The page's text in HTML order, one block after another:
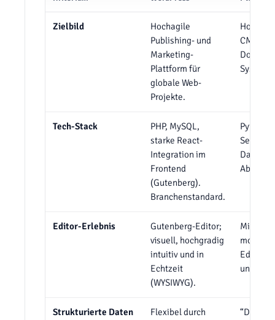
Zielbild
Hochagile
Publishing- und
Marketing-
Plattform für
globale Web-
Projekte.
CMS und
System
Tech-Stack
PHP, MySQL,
starke React-
Integration im
Frontend
(Gutenberg).
Branchenstandard.
Python,
Server,
Editor-Erlebnis
Gutenberg-Editor;
visuell, hochgradig
intuitiv und in
Echtzeit
(WYSIWYG).
Mit
Editor,
und
Strukturierte Daten
Flexibel durch